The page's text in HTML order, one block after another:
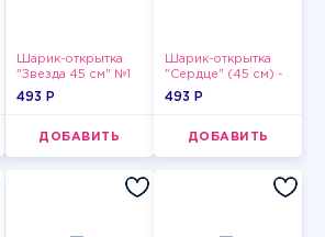
Шарик-открытка
"Звезда 45 см" №1
493 P
ДОБАВИТЬ
Шарик-открытка
"Сердце" (45 см) -
2
493 P
ДОБАВИТЬ